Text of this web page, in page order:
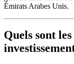
Émirats Arabes Unis.
Quels sont